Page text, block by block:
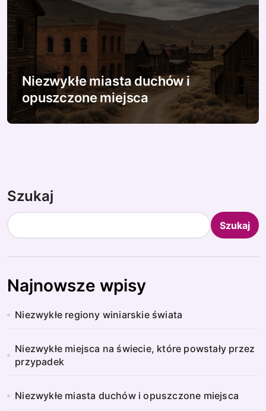
Niezwykłe miasta duchów i
opuszczone miejsca
Szukaj
Szukaj
Najnowsze wpisy
Niezwykłe regiony winiarskie świata
Niezwykłe miejsca na świecie, które powstały przez
przypadek
Niezwykłe miasta duchów i opuszczone miejsca